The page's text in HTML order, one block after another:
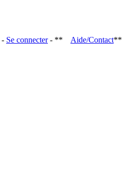
- Se connecter- ** Aide/Contact**